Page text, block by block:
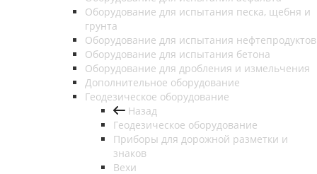
Оборудование для испытания песка, щебня и
грунта
Оборудование для испытания нефтепродуктов
Оборудование для испытания бетона
Оборудование для дробления и измельчения
Дополнительное оборудование
Геодезическое оборудование
Назад
Геодезическое оборудование
Приборы для дорожной разметки и
знаков
Вехи